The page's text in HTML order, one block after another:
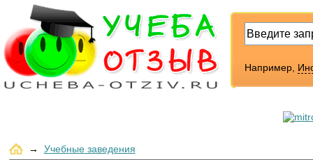
Например,
→ Учебные заведения